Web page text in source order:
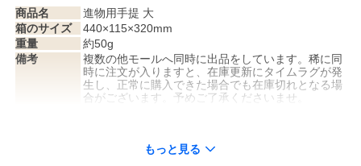
商品名
進物用手提 大
箱のサイズ
440×115×320mm
重量
約50g
備考
複数の他モールへ同時に出品をしています。稀に同
時に注文が入りますと、在庫更新にタイムラグが発
生し、正常に購入できた場合でも在庫切れとなる場
合がございます。予めご了承くださいませ。
もっと見る